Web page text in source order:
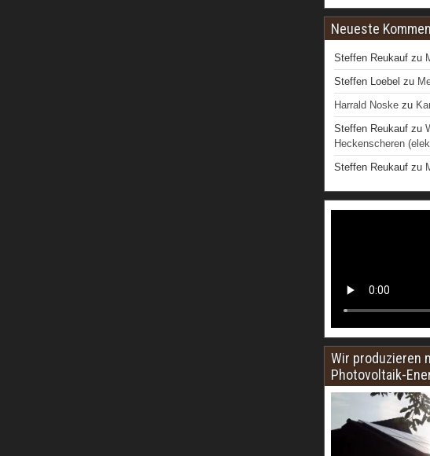
Neueste
Steffen Reukauf zu
Steffen Loebel zu
Harrald Noske zu
Steffen Reukauf zu
Heckenscheren
Steffen Reukauf zu
Wir produzieren
Photovoltaik-